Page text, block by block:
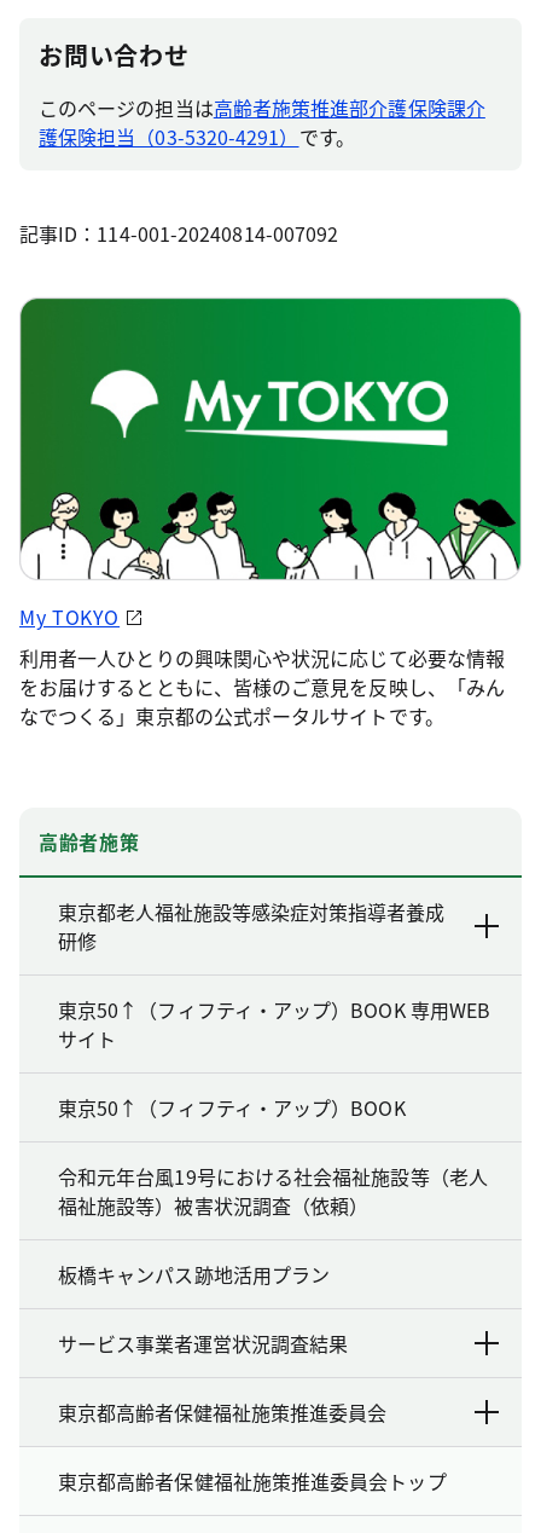
お問い合わせ
このページの担当は高齢者施策推進部介護保険課介
護保険担当（03-5320-4291） です。
記事ID：114-001-20240814-007092
My TOKYO
利用者一人ひとりの興味関心や状況に応じて必要な情報
をお届けするとともに、皆様のご意見を反映し、「みん
なでつくる」東京都の公式ポータルサイトです。
高齢者施策
東京都老人福祉施設等感染症対策指導者養成
研修
東京50↑（フィフティ・アップ）BOOK 専用WEB
サイト
東京50↑（フィフティ・アップ）BOOK
令和元年台風19号における社会福祉施設等（老人
福祉施設等）被害状況調査（依頼）
板橋キャンパス跡地活用プラン
サービス事業者運営状況調査結果
東京都高齢者保健福祉施策推進委員会
東京都高齢者保健福祉施策推進委員会トップ